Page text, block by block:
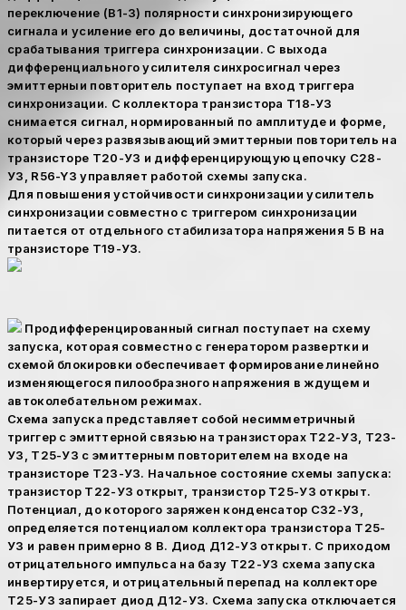
переключение (В1-3) полярности синхронизирующего
сигнала и усиление его до величины, достаточной для
срабатывания триггера синхронизации. С выхода
дифференциального усилителя синхросигнал через
эмиттерныи повторитель поступает на вход триггера
синхронизации. С коллектора транзистора Т18-УЗ
снимается сигнал, нормированный по амплитуде и форме,
который через развязывающий эмиттерныи повторитель на
транзисторе Т20-УЗ и дифференцирующую цепочку С28-
УЗ, R56-Y3 управляет работой схемы запуска.
Для повышения устойчивости синхронизации усилитель
синхронизации совместно с триггером синхронизации
питается от отдельного стабилизатора напряжения 5 В на
транзисторе Т19-УЗ.
Продифференцированный сигнал поступает на схему
запуска, которая совместно с генератором развертки и
схемой блокировки обеспечивает формирование линейно
изменяющегося пилообразного напряжения в ждущем и
автоколебательном режимах.
Схема запуска представляет собой несимметричный
триггер с эмиттерной связью на транзисторах Т22-УЗ, Т23-
УЗ, Т25-УЗ с эмиттерным повторителем на входе на
транзисторе Т23-УЗ. Начальное состояние схемы запуска:
транзистор Т22-УЗ открыт, транзистор Т25-УЗ открыт.
Потенциал, до которого заряжен конденсатор С32-УЗ,
определяется потенциалом коллектора транзистора Т25-
УЗ и равен примерно 8 В. Диод Д12-УЗ открыт. С приходом
отрицательного импульса на базу Т22-УЗ схема запуска
инвертируется, и отрицательный перепад на коллекторе
Т25-УЗ запирает диод Д12-УЗ. Схема запуска отключается